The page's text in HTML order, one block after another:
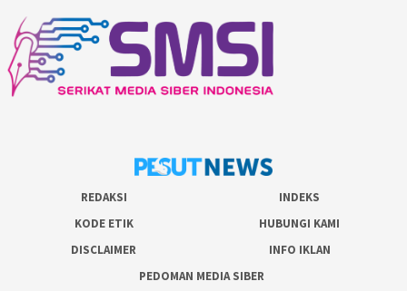
REDAKSI
INDEKS
KODE ETIK
HUBUNGI KAMI
DISCLAIMER
INFO IKLAN
PEDOMAN MEDIA SIBER